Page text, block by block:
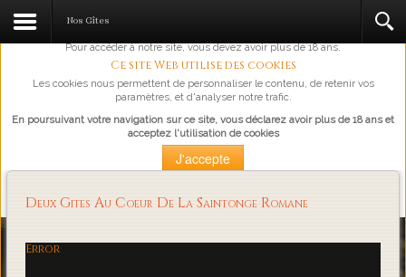
L'abus d'alcool est dangereux pour la santé, à consommer avec
Pour accéder à notre site, vous devez avoir plus de 18 ans.
Ce site Web utilise des cookies
Les cookies nous permettent de personnaliser le contenu, de retenir vos
paramètres, et d'analyser notre trafic.
En poursuivant votre navigation sur ce site, vous déclarez avoir plus de 18 ans et
acceptez l'utilisation de cookies
J'accepte
Loading...
Nos Gîtes
Deux Gites Au Coeur De La Saintonge Romane
Error